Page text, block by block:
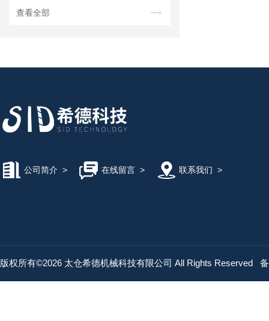
查看全部
公司简介 > 在线留言> 联系我们 >
版权所有©2026 太仓希德机械科技有限公司 All Rights Reserved